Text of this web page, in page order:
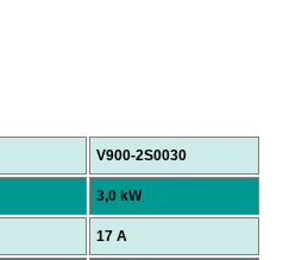
V900-2S0030
3,0 kW
17 A